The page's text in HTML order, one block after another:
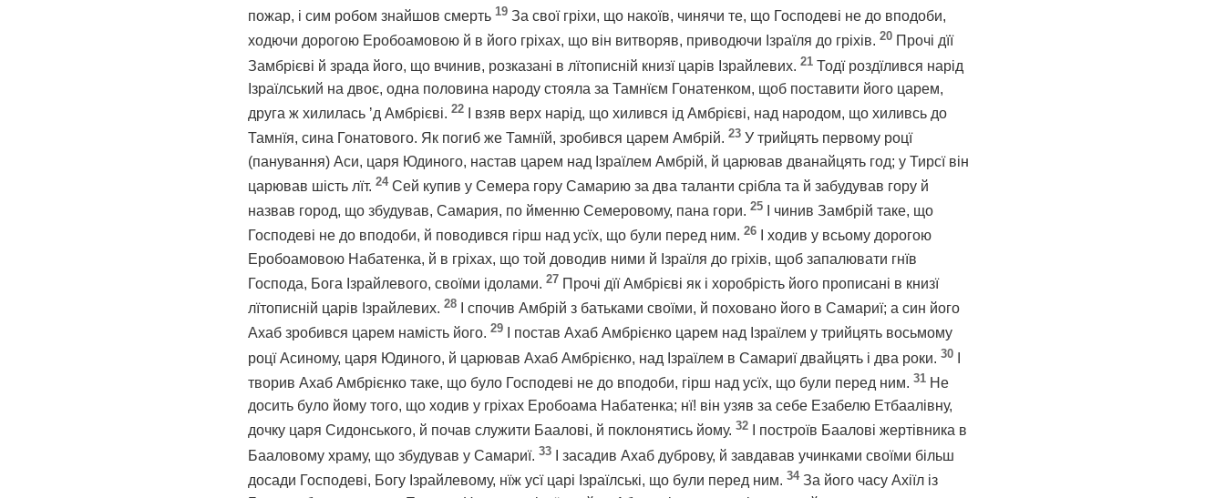
пожар, і сим робом знайшов смерть 19 За свої гріхи, що накоїв, чинячи те, що Господеві не до вподоби,
ходючи дорогою Еробоамовою й в його гріхах, що він витворяв, приводючи Ізраїля до гріхів. 20 Прочі дїї
Замбрієві й зрада його, що вчинив, розказані в лїтописній книзї царів Ізрайлевих. 21 Тодї роздїлився нарід
Ізраїлський на двоє, одна половина народу стояла за Тамнїєм Гонатенком, щоб поставити його царем,
друга ж хилилась ʼд Амбрієві. 22
І взяв верх нарід, що хилився ід Амбрієві, над народом, що хиливсь до
Тамнїя, сина Гонатового. Як погиб же Тамнїй, зробився царем Амбрій. 23 У трийцять первому роцї
(панування) Аси, царя Юдиного, настав царем над Ізраїлем Амбрій, й царював дванайцять год; у Тирсї він
царював шість лїт. 24 Сей купив у Семера гору Самарию за два таланти срібла та й забудував гору й
назвав город, що збудував, Самария, по йменню Семеровому, пана гори. 25
І чинив Замбрій таке, що
Господеві не до вподоби, й поводився гірш над усїх, що були перед ним. 26
І ходив у всьому дорогою
Еробоамовою Набатенка, й в гріхах, що той доводив ними й Ізраїля до гріхів, щоб запалювати гнїв
Господа, Бога Ізрайлевого, своїми ідолами. 27 Прочі дїї Амбрієві як і хоробрість його прописані в книзї
лїтописній царів Ізрайлевих. 28
І спочив Амбрій з батьками своїми, й поховано його в Самариї; а син його
Ахаб зробився царем намість його. 29
І постав Ахаб Амбрієнко царем над Ізраїлем у трийцять восьмому
роцї Асиному, царя Юдиного, й царював Ахаб Амбрієнко, над Ізраїлем в Самариї двайцять і два роки. 30
творив Ахаб Амбрієнко таке, що було Господеві не до вподоби, гірш над усїх, що були перед ним. 31 Не
досить було йому того, що ходив у гріхах Еробоама Набатенка; нї! він узяв за себе Езабелю Етбаалівну,
дочку царя Сидонського, й почав служити Баалові, й поклонятись йому. 32
І построїв Баалові жертівника в
Бааловому храму, що збудував у Самариї. 33
І засадив Ахаб дуброву, й завдавав учинками своїми більш
досади Господеві, Богу Ізрайлевому, нїж усї царі Ізраїлські, що були перед ним. 34 За його часу Ахіїл із